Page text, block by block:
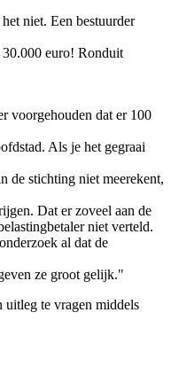
niet. Een bestuurder
30.000 euro! Ronduit
voorgehouden dat er 100
Als je het gegraai
de stichting niet meerekent,
Dat er zoveel aan de
niet verteld.
al dat de
ze groot gelijk."
uitleg te vragen middels